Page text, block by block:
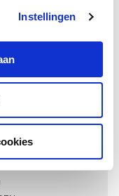
Instellingen